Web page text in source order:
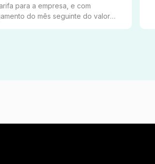
para a empresa, e com
do mês seguinte do valor